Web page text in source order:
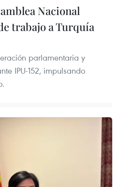
Nacional
trabajo a Turquía
parlamentaria y
IPU-152, impulsando